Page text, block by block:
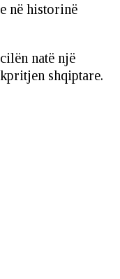
në historinë
natë një
shqiptare.